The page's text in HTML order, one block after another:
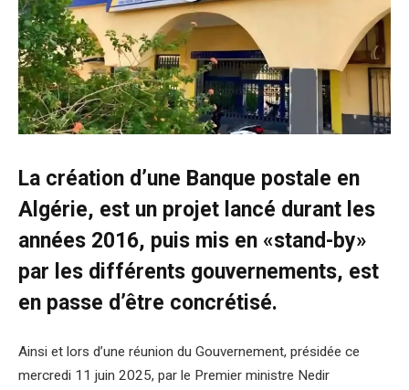
La création d’une Banque postale en
Algérie, est un projet lancé durant les
années 2016, puis mis en «stand-by»
par les différents gouvernements, est
en passe d’être concrétisé.
Ainsi et lors d’une réunion du Gouvernement, présidée ce
mercredi 11 juin 2025, par le Premier ministre Nedir